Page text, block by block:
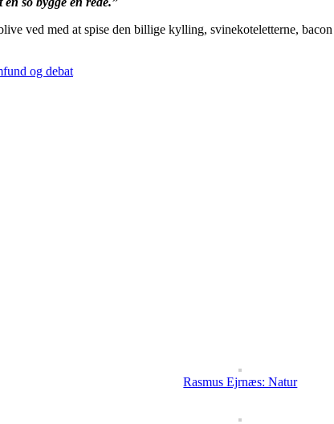
ved med at spise den billige kylling, svinekoteletterne,
og debat
Rasmus Ejrnæs: Natur